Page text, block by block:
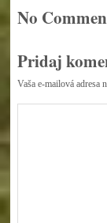
No
Pridaj
Vaša e-mailová adresa